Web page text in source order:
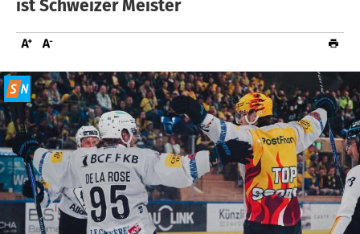
ist Schweizer Meister